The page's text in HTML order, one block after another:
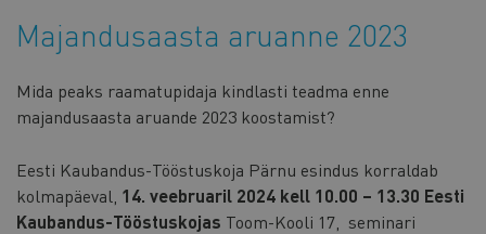
Majandusaasta aruanne 2023
Mida peaks raamatupidaja kindlasti teadma enne
majandusaasta aruande 2023 koostamist?
Eesti Kaubandus-Tööstuskoja Pärnu esindus korraldab
kolmapäeval, 14. veebruaril 2024 kell 10.00 – 13.30 Eesti
Kaubandus-Tööstuskojas Toom-Kooli 17, seminari